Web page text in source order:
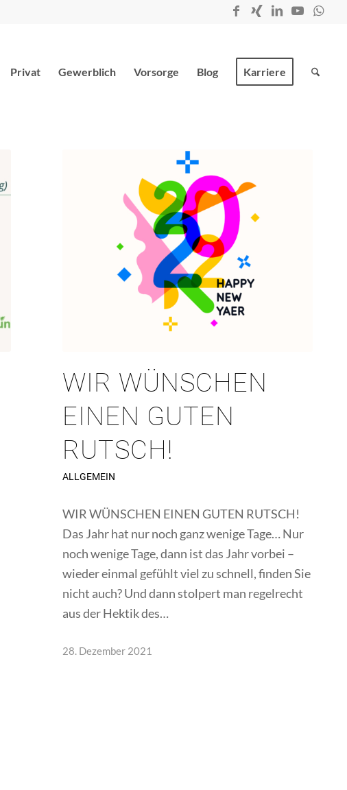
Privat Gewerblich Vorsorge Blog Karriere
WIR WÜNSCHEN
EINEN GUTEN
RUTSCH!
ALLGEMEIN
WIR WÜNSCHEN EINEN GUTEN RUTSCH!
Das Jahr hat nur noch ganz wenige Tage… Nur
noch wenige Tage, dann ist das Jahr vorbei –
wieder einmal gefühlt viel zu schnell, finden Sie
nicht auch? Und dann stolpert man regelrecht
aus der Hektik des…
28. Dezember 2021